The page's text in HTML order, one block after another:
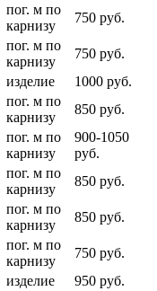
пог. м по
карнизу
750 руб.
пог. м по
карнизу
750 руб.
изделие
1000 руб.
пог. м по
карнизу
850 руб.
пог. м по
карнизу
900-1050
руб.
пог. м по
карнизу
850 руб.
пог. м по
карнизу
850 руб.
пог. м по
карнизу
750 руб.
изделие
950 руб.